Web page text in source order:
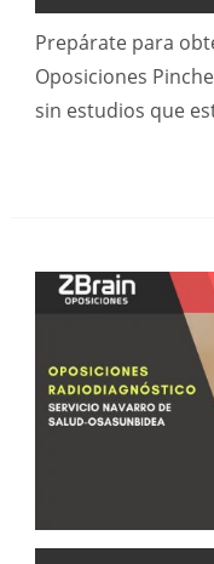
Prepárate para
Oposiciones
sin estudios que